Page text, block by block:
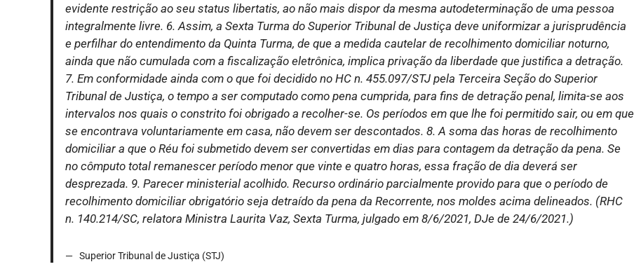
evidente restrição ao seu status libertatis, ao não mais dispor da mesma autodeterminação de uma pessoa
integralmente livre. 6. Assim, a Sexta Turma do Superior Tribunal de Justiça deve uniformizar a jurisprudência
e perfilhar do entendimento da Quinta Turma, de que a medida cautelar de recolhimento domiciliar noturno,
ainda que não cumulada com a fiscalização eletrônica, implica privação da liberdade que justifica a detração.
7. Em conformidade ainda com o que foi decidido no HC n. 455.097/STJ pela Terceira Seção do Superior
Tribunal de Justiça, o tempo a ser computado como pena cumprida, para fins de detração penal, limita-se aos
intervalos nos quais o constrito foi obrigado a recolher-se. Os períodos em que lhe foi permitido sair, ou em que
se encontrava voluntariamente em casa, não devem ser descontados. 8. A soma das horas de recolhimento
domiciliar a que o Réu foi submetido devem ser convertidas em dias para contagem da detração da pena. Se
no cômputo total remanescer período menor que vinte e quatro horas, essa fração de dia deverá ser
desprezada. 9. Parecer ministerial acolhido. Recurso ordinário parcialmente provido para que o período de
recolhimento domiciliar obrigatório seja detraído da pena da Recorrente, nos moldes acima delineados. (RHC
n. 140.214/SC, relatora Ministra Laurita Vaz, Sexta Turma, julgado em 8/6/2021, DJe de 24/6/2021.)
Superior Tribunal de Justiça (STJ)